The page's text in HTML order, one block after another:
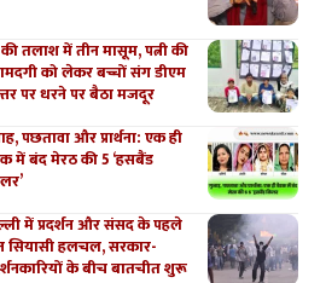
तलाश में तीन मासूम, पत्नी की
को लेकर बच्चों संग डीएम
पर धरने पर बैठा मजदूर
पछतावा और प्रार्थना: एक ही
में बंद मेरठ की 5 ‘हसबैंड
में प्रदर्शन और संसद के पहले
सियासी हलचल, सरकार-
के बीच बातचीत शुरू